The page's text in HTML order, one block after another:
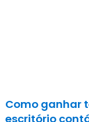
Como ganhar
escritório